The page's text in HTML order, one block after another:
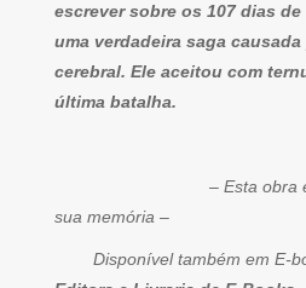
escrever sobre os 107 dias
uma verdadeira saga
cerebral. Ele aceitou com
última batalha.
– Esta obra é uma
sua memória –
Disponível também em E-